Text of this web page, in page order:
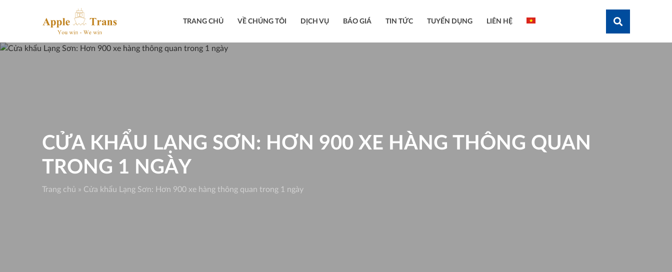
TRANG CHỦ VỀ CHÚNG TÔI DỊCH VỤ BÁO GIÁ TIN TỨC TUYỂN DỤNG LIÊN HỆ
CỬA KHẨU LẠNG SƠN: HƠN 900 XE HÀNG THÔNG QUAN
TRONG 1 NGÀY
Trang chủ » Cửa khẩu Lạng Sơn: Hơn 900 xe hàng thông quan trong 1 ngày